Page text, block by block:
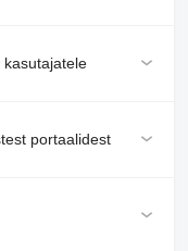
kasutajatele
portaalidest